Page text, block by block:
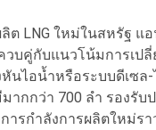
ต LNG ใหม่ในสหรัฐ
วบคู่กับแนวโน้มการเ
หันไอน้ำหรือระบบดีเซล
มากกว่า 700 ลำ รองรั
รกำลังการผลิตใหม่ร